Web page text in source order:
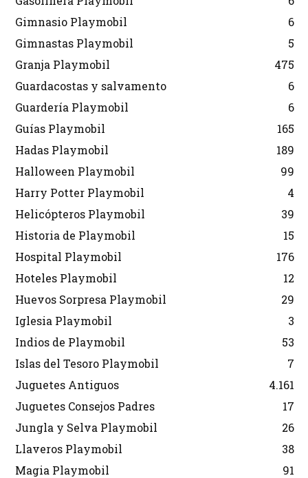
Gimnasio Playmobil
6
Gimnastas Playmobil
5
Granja Playmobil
475
Guardacostas y salvamento
6
Guardería Playmobil
6
Guías Playmobil
165
Hadas Playmobil
189
Halloween Playmobil
99
Harry Potter Playmobil
4
Helicópteros Playmobil
39
Historia de Playmobil
15
Hospital Playmobil
176
Hoteles Playmobil
12
Huevos Sorpresa Playmobil
29
Iglesia Playmobil
3
Indios de Playmobil
53
Islas del Tesoro Playmobil
7
Juguetes Antiguos
4.161
Juguetes Consejos Padres
17
Jungla y Selva Playmobil
26
Llaveros Playmobil
38
Magia Playmobil
91